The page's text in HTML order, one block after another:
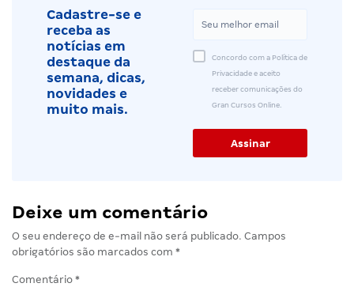
Cadastre-se e
receba as
notícias em
destaque da
semana, dicas,
novidades e
muito mais.
Concordo com a Política de
Privacidade e aceito
receber comunicações do
Gran Cursos Online.
Deixe um comentário
O seu endereço de e-mail não será publicado. Campos
obrigatórios são marcados com *
Comentário *